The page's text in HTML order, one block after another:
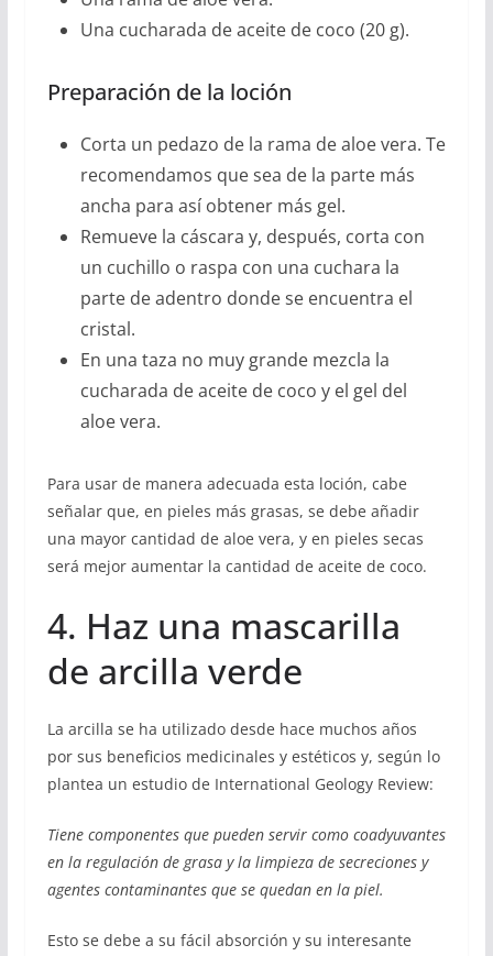
Una cucharada de aceite de coco (20 g).
Preparación de la loción
Corta un pedazo de la rama de aloe vera. Te
recomendamos que sea de la parte más
ancha para así obtener más gel.
Remueve la cáscara y, después, corta con
un cuchillo o raspa con una cuchara la
parte de adentro donde se encuentra el
cristal.
En una taza no muy grande mezcla la
cucharada de aceite de coco y el gel del
aloe vera.
Para usar de manera adecuada esta loción, cabe
señalar que, en pieles más grasas, se debe añadir
una mayor cantidad de aloe vera, y en pieles secas
será mejor aumentar la cantidad de aceite de coco.
4. Haz una mascarilla
de arcilla verde
La arcilla se ha utilizado desde hace muchos años
por sus beneficios medicinales y estéticos y, según lo
plantea un estudio de International Geology Review:
Tiene componentes que pueden servir como coadyuvantes
en la regulación de grasa y la limpieza de secreciones y
agentes contaminantes que se quedan en la piel.
Esto se debe a su fácil absorción y su interesante